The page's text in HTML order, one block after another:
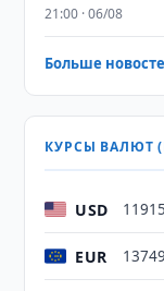
21:00 · 06/08
Больше
КУРСЫ ВАЛЮТ
USD
EUR